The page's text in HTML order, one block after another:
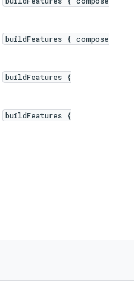
buildFeatures { compose
buildFeatures {
buildFeatures {